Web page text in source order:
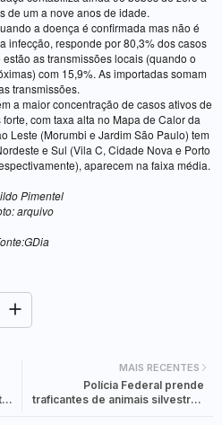
de um a nove anos de idade.
a doença é confirmada mas não é
infecção, responde por 80,3% dos casos
as transmissões locais (quando o
com 15,9%. As importadas somam
transmissões.
a maior concentração de casos ativos de
com taxa alta no Mapa de Calor da
Leste (Morumbi e Jardim São Paulo) tem
e Sul (Vila C, Cidade Nova e Porto
aparecem na faixa média.
Pimentel
arquivo
MAIS RECENTES
Polícia Federal prende
traficantes de animais silvestres